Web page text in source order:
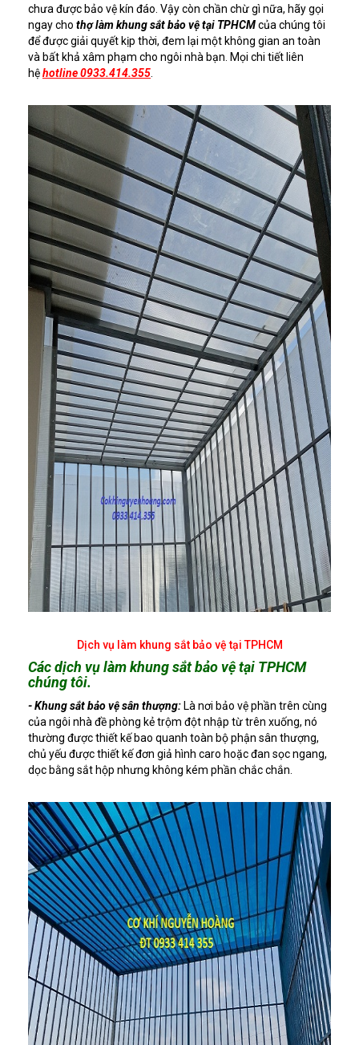
chưa được bảo vệ kín đáo. Vậy còn chần chừ gì nữa, hãy gọi
ngay cho thợ làm khung sắt bảo vệ tại TPHCMcủa chúng tôi
để được giải quyết kịp thời, đem lại một không gian an toàn
và bất khả xâm phạm cho ngôi nhà bạn. Mọi chi tiếtliên
hệhotline 0933.414.355
Dịch vụ làm khung sắt bảo vệ tại TPHCM
Các dịch vụ làm khung sắt bảo vệ tại TPHCM
chúng tôi.
- Khung sắt bảo vệ sân thượng:Là nơi bảo vệ phần trên cùng
của ngôi nhà đề phòng kẻ trộm đột nhập từ trên xuống, nó
thường được thiết kế bao quanh toàn bộ phận sân thượng,
chủ yếu được thiết kế đơn giả hình caro hoặc đan sọc ngang,
dọc bằng sắt hộp nhưng không kém phần chắc chắn.